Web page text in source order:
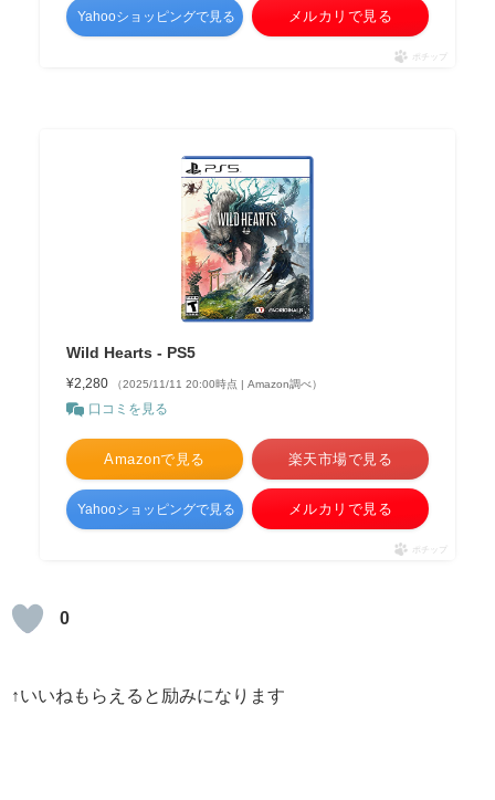
Yahooショッピングで見る メルカリで見る
ポチップ
Wild Hearts - PS5
¥2,280 （2025/11/11 20:00時点 | Amazon調べ）
口コミを見る
Amazonで見る 楽天市場で見る
Yahooショッピングで見る メルカリで見る
ポチップ
0
↑いいねもらえると励みになります